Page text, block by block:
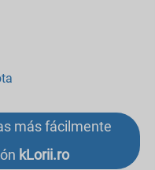
más fácilmente
kLorii.ro